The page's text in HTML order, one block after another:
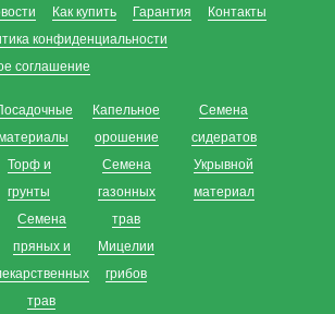
Как купить Гарантия
Контакты
конфиденциальности
соглашение
Торф и
грунты
Семена
пряных и
трав
Капельное
орошение
Семена
газонных
трав
Мицелии
грибов
Семена
сидератов
Укрывной
материал